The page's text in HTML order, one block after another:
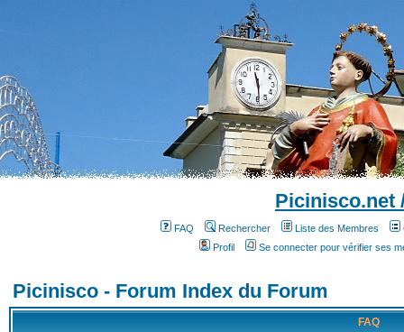
Picinisco.net
FAQ Rechercher Liste des Membres
Profil
Se connecter pour vérifier ses
Picinisco - Forum Index du Forum
FAQ